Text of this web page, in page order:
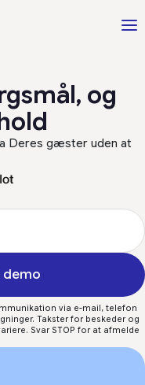
og
Deres gæster uden at
demo
via e-mail, telefon
Takster for beskeder og
Svar STOP for at afmelde